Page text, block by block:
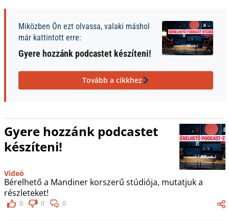
Miközben Ön ezt olvassa, valaki máshol
már kattintott erre:
Gyere hozzánk podcastet készíteni!
Tovább a cikkhez
Gyere hozzánk podcastet
készíteni!
Videó
Bérelhető a Mandiner korszerű stúdiója, mutatjuk a
részleteket!
0 0 0